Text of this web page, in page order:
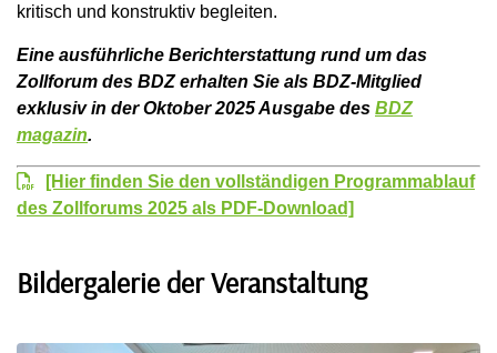
kritisch und konstruktiv begleiten.
Eine ausführliche Berichterstattung rund um das
Zollforum des BDZ erhalten Sie als BDZ-Mitglied
exklusiv in der Oktober 2025 Ausgabe des BDZ
magazin.
[Hier finden Sie den vollständigen Programmablauf
des Zollforums 2025 als PDF-Download]
Bildergalerie der Veranstaltung